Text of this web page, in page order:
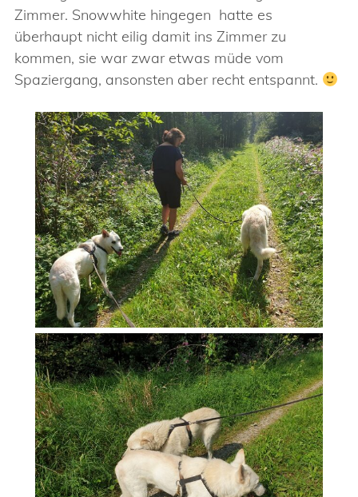
Zimmer. Snowwhite hingegen hatte es
überhaupt nicht eilig damit ins Zimmer zu
kommen, sie war zwar etwas müde vom
Spaziergang, ansonsten aber recht entspannt.